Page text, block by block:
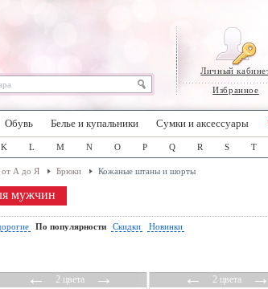
Личный
Избранное
Обувь Белье и купальники Сумки и аксессуары
K L M N O P Q R S T
от А до Я Брюки Кожаные штаны и шорты
мужчин
По популярности Скидки Новинки
←2 цвета→ ←2 цвета